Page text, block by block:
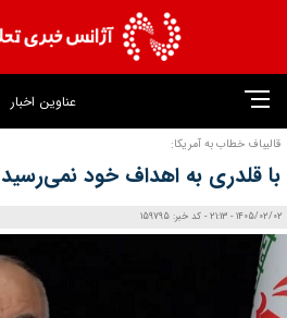
عناوین اخبار
قالیباف خطاب به آمریکا:
با قلدری به اهداف خود نمی‌رسید
1405/02/02 - 21:13 - کد خبر: 159795